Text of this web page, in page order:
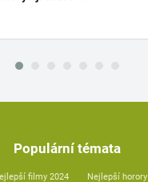
Populární témata
filmy 2024 Nejlepší horory